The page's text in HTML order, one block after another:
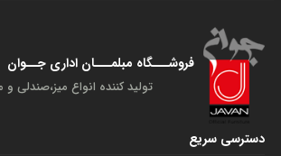
در کل، نیم ست اداری به عنوان یکی از
هزینه مقرون‌به‌صرفه و اِشغال فضای کمتر، گزینه‌ای
کوچک و بزرگ است.
چرا لازم است نیم ست اداری
توجه به دکوراسیون دفترکار در کنار ایجاد فضای
فروشـــگاه مبلمـــان اداری جــوان
تولید کننده انواع میز،صندلی و
دسترسی سریع